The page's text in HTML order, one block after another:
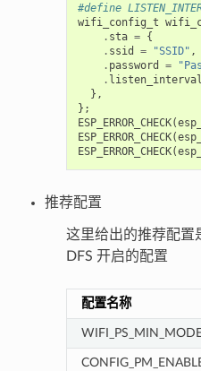
#define
wifi_config_t
. sta = {
. ssid = "SSID" ,
. password =
. listen_interval
},
};
ESP_ERROR_CHECK(
ESP_ERROR_CHECK(
ESP_ERROR_CHECK(
推荐配置
这里给出的推荐配置
DFS 开启的配置
配置名称